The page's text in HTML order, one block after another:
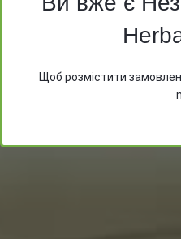
Щоб розмістити
Після відправлення
Email адресі файл з